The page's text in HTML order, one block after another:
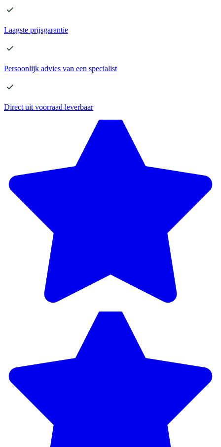
Laagste prijsgarantie
Persoonlijk advies van een specialist
Direct uit voorraad leverbaar